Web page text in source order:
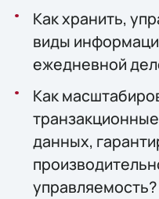
Как хранить,
виды
ежедневной
Как
данных,
управляемость?